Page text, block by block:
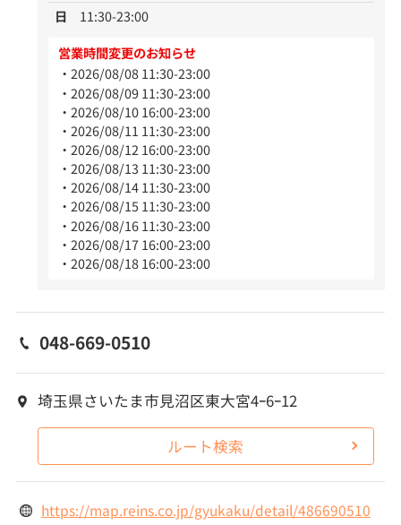
日
11:30-23:00
営業時間変更のお知らせ
2026/08/08 11:30-23:00
2026/08/09 11:30-23:00
2026/08/10 16:00-23:00
2026/08/11 11:30-23:00
2026/08/12 16:00-23:00
2026/08/13 11:30-23:00
2026/08/14 11:30-23:00
2026/08/15 11:30-23:00
2026/08/16 11:30-23:00
2026/08/17 16:00-23:00
2026/08/18 16:00-23:00
048-669-0510
埼玉県さいたま市見沼区東大宮4ｰ6ｰ12
ルート検索
https://map.reins.co.jp/gyukaku/detail/486690510